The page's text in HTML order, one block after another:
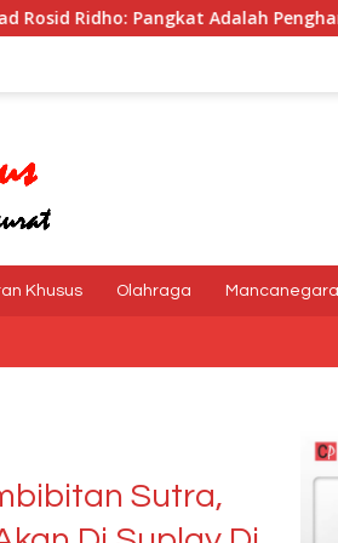
Adalah Penghargaan dan Tanggung
Khusus Olahraga Mancanegara
Sutra,